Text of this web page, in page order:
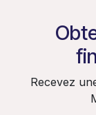
Recevez